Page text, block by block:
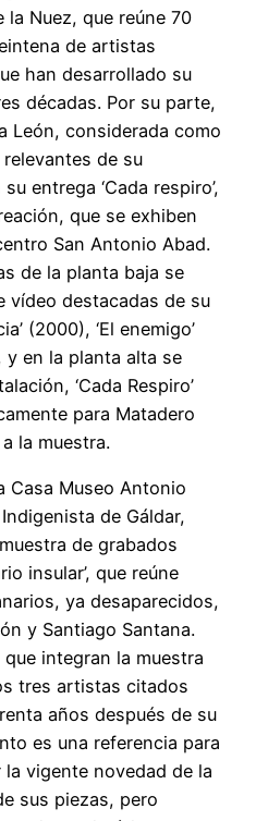
Nuez, que reúne 70
de artistas
han desarrollado su
décadas. Por su parte,
León, considerada como
de su
entrega ‘Cada respiro’,
que se exhiben
San Antonio Abad.
de la planta baja se
vídeo destacadas de su
(2000), ‘El enemigo’
y en la planta alta se
‘Cada Respiro’
para Matadero
la muestra.
Casa Museo Antonio
de Gáldar,
de grabados
insular’, que reúne
ya desaparecidos,
y Santiago Santana.
integran la muestra
tres artistas citados
años después de su
es una referencia para
vigente novedad de la
sus piezas, pero